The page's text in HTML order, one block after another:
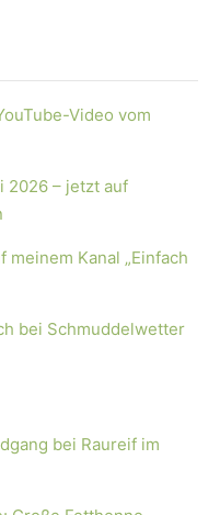
Video vom
2026 – jetzt auf
Kanal „Einfach
bei Schmuddelwetter
bei Raureif im